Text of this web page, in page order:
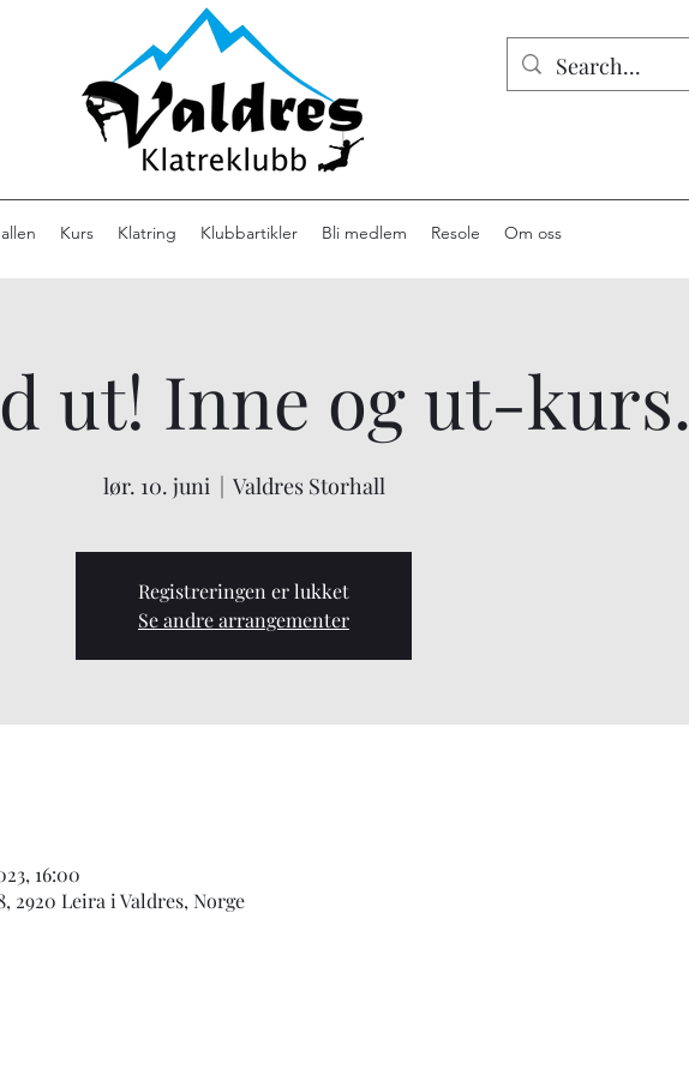
Kurs Klatring Klubbartikler Bli medlem Resole Om oss
ut! Inne og ut-kurs.
lør. 10. juni
  |
Valdres Storhall
Registreringen er lukket
Se andre arrangementer
16:00
2920 Leira i Valdres, Norge